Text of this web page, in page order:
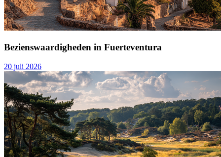
Bezienswaardigheden in Fuerteventura
20 juli 2026